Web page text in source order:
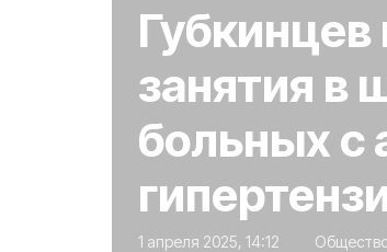
занятия в
больных с
1 апреля 2025, 14:12